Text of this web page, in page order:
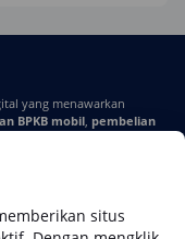
situs
Langsung
Peraturan
yang menawarkan
BPKB mobil, pembelian